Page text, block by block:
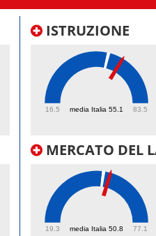
ISTRUZIONE
media Italia 55.1
16.5 83.5
MERCATO DEL
media Italia 50.8
19.3 77.1